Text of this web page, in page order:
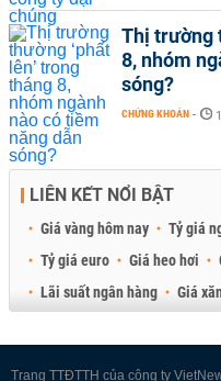
Thị trường
8, nhóm
sóng?
CHỨNG KHOÁN -
LIÊN KẾT NỔI BẬT
Giá vàng hôm nay Tỷ giá
Tỷ giá euro
Giá heo hơi
Lãi suất ngân hàng
Giá
Trang TTĐTTH của công ty